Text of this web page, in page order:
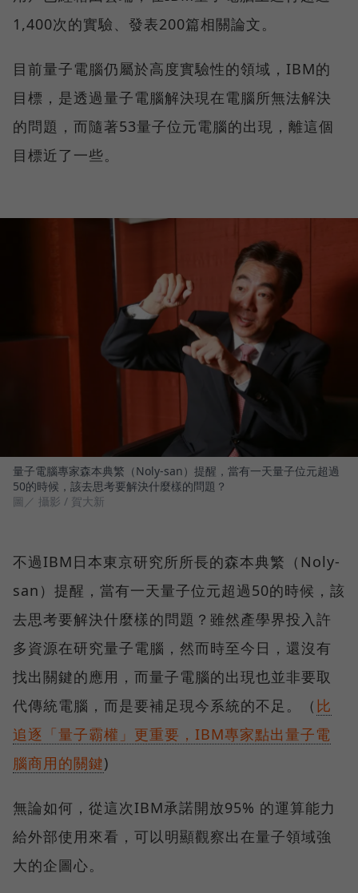
1,400次的實驗、發表200篇相關論文。
目前量子電腦仍屬於高度實驗性的領域，IBM的
目標，是透過量子電腦解決現在電腦所無法解決
的問題，而隨著53量子位元電腦的出現，離這個
目標近了一些。
量子電腦專家森本典繁（Noly-san）提醒，當有一天量子位元超過
50的時候，該去思考要解決什麼樣的問題？
圖／ 攝影 / 賀大新
不過IBM日本東京研究所所長的森本典繁（Noly-
san）提醒，當有一天量子位元超過50的時候，該
去思考要解決什麼樣的問題？雖然產學界投入許
多資源在研究量子電腦，然而時至今日，還沒有
找出關鍵的應用，而量子電腦的出現也並非要取
代傳統電腦，而是要補足現今系統的不足。（ 比
追逐「量子霸權」更重要，IBM專家點出量子電
腦商用的關鍵)
無論如何，從這次IBM承諾開放95% 的運算能力
給外部使用來看，可以明顯觀察出在量子領域強
大的企圖心。